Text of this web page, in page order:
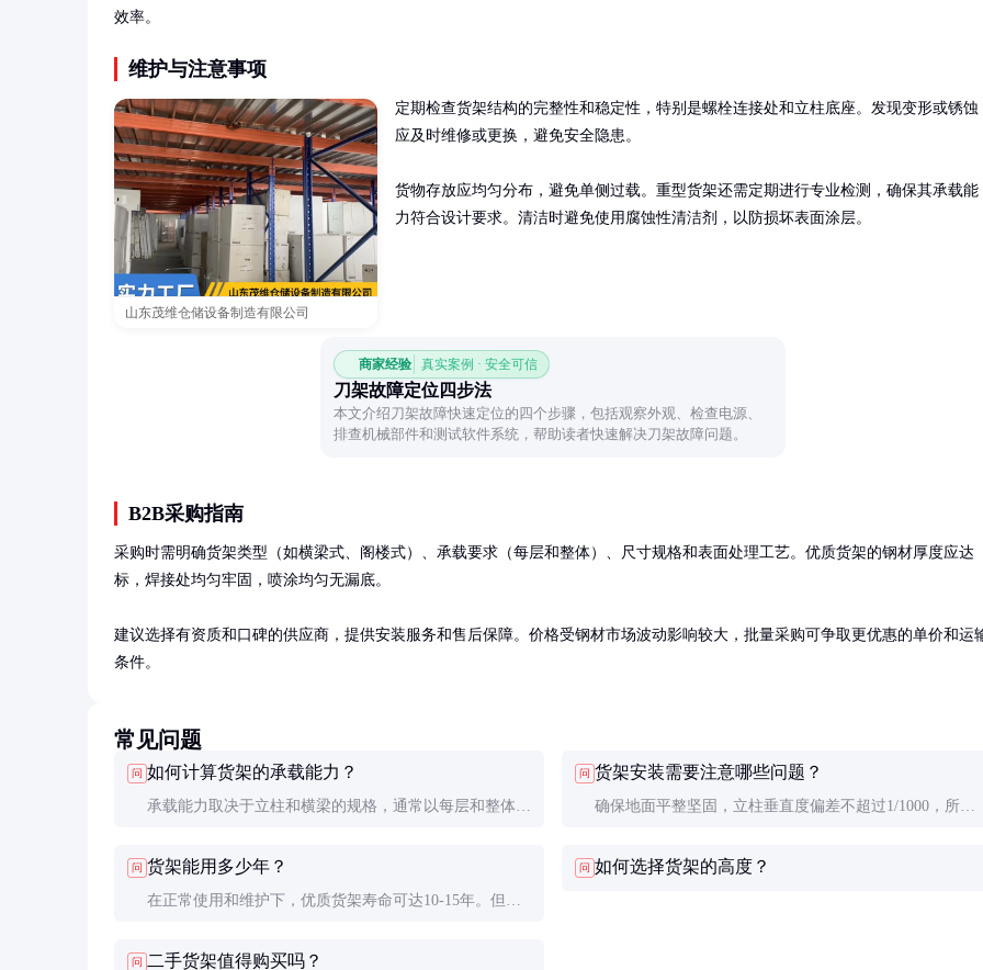
效率。
维护与注意事项
山东茂维仓储设备制造有限公司
定期检查货架结构的完整性和稳定性，特别是螺栓连接处和立柱底座。发现变形或锈蚀
应及时维修或更换，避免安全隐患。
货物存放应均匀分布，避免单侧过载。重型货架还需定期进行专业检测，确保其承载能
力符合设计要求。清洁时避免使用腐蚀性清洁剂，以防损坏表面涂层。
商家经验 真实案例 · 安全可信
刀架故障定位四步法
本文介绍刀架故障快速定位的四个步骤，包括观察外观、检查电源、
排查机械部件和测试软件系统，帮助读者快速解决刀架故障问题。
B2B采购指南
采购时需明确货架类型（如横梁式、阁楼式）、承载要求（每层和整体）、尺寸规格和表面处理工艺。优质货架的钢材厚度应达
标，焊接处均匀牢固，喷涂均匀无漏底。
建议选择有资质和口碑的供应商，提供安装服务和售后保障。价格受钢材市场波动影响较大，批量采购可争取更优惠的单价和运
条件。
常见问题
问 如何计算货架的承载能力？
承载能力取决于立柱和横梁的规格，通常以每层和整体标
车冲击），建议预留20%安全余量。
问 货架安装需要注意哪些问题？
确保地面平整坚固，立柱垂直度偏差不超过1/1000，所有
异响后再投入使用。
问 货架能用多少年？
在正常使用和维护下，优质货架寿命可达10-15年。但实
5年进行专业评估。
问 如何选择货架的高度？
问 二手货架值得购买吗？